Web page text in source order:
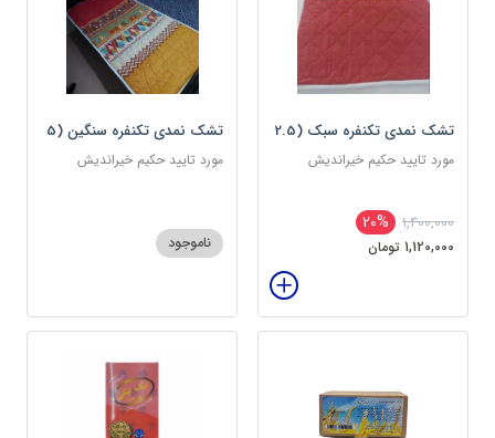
تشک نمدی تکنفره سبک (2.5
کیلویی) دوین (پس کرایه)
مورد تایید حکیم خیراندیش
1,400,000
20%
1,120,000 تومان
تشک نمدی تکنفره سنگین (5
کیلویی) دوین (پس کرایه)
مورد تایید حکیم خیراندیش
ناموجود